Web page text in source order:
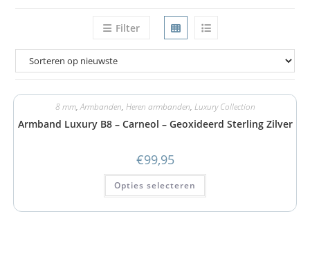
Filter
8 mm,Armbanden, Heren armbanden, Luxury Collection
Armband Luxury B8 – Carneol – Geoxideerd Sterling Zilver
€99,95
Opties selecteren